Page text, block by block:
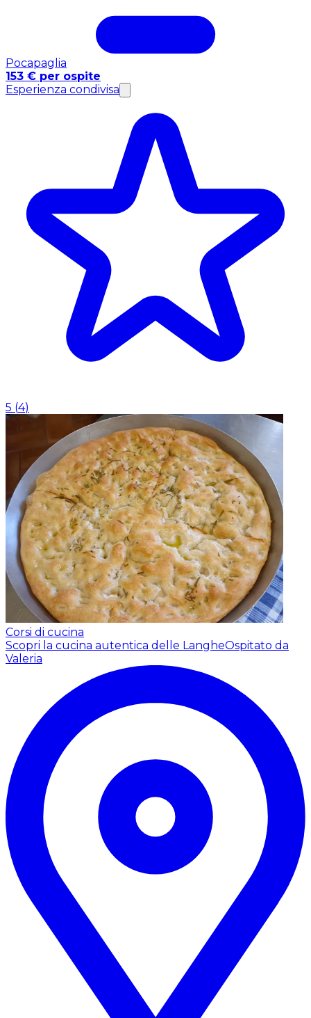
Pocapaglia
153 € per ospite
Esperienza condivisa
5 (4)
Corsi di cucina
Scopri la cucina autentica delle LangheOspitato da
Valeria